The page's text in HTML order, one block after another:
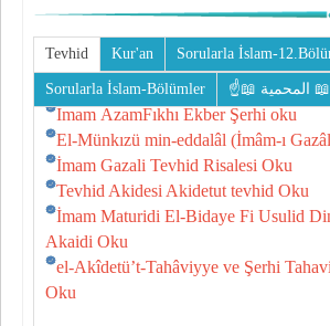
Tevhid Kur'an Sorularla İslam-
Sorularla İslam-Bölümler 📖☝
İmam ÂzamFıkhı Ekber Şerhi oku
El-Münkızü min-eddalâl (İmâm-ı
İmam Gazali Tevhid Risalesi Oku
Tevhid Akidesi Akidetut tevhid Oku
İmam Maturidi El-Bidaye Fi Usulid
Akaidi Oku
el-Akîdetü’t-Tahâviyye ve Şerhi
Oku